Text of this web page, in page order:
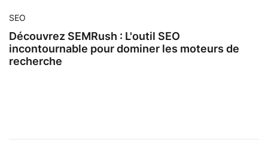
SEO
Découvrez SEMRush : L'outil SEO
incontournable pour dominer les moteurs de
recherche